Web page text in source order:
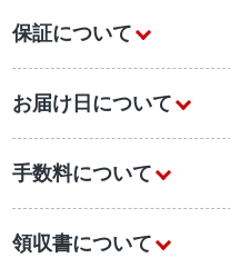
保証について
お届け日について
手数料について
領収書について